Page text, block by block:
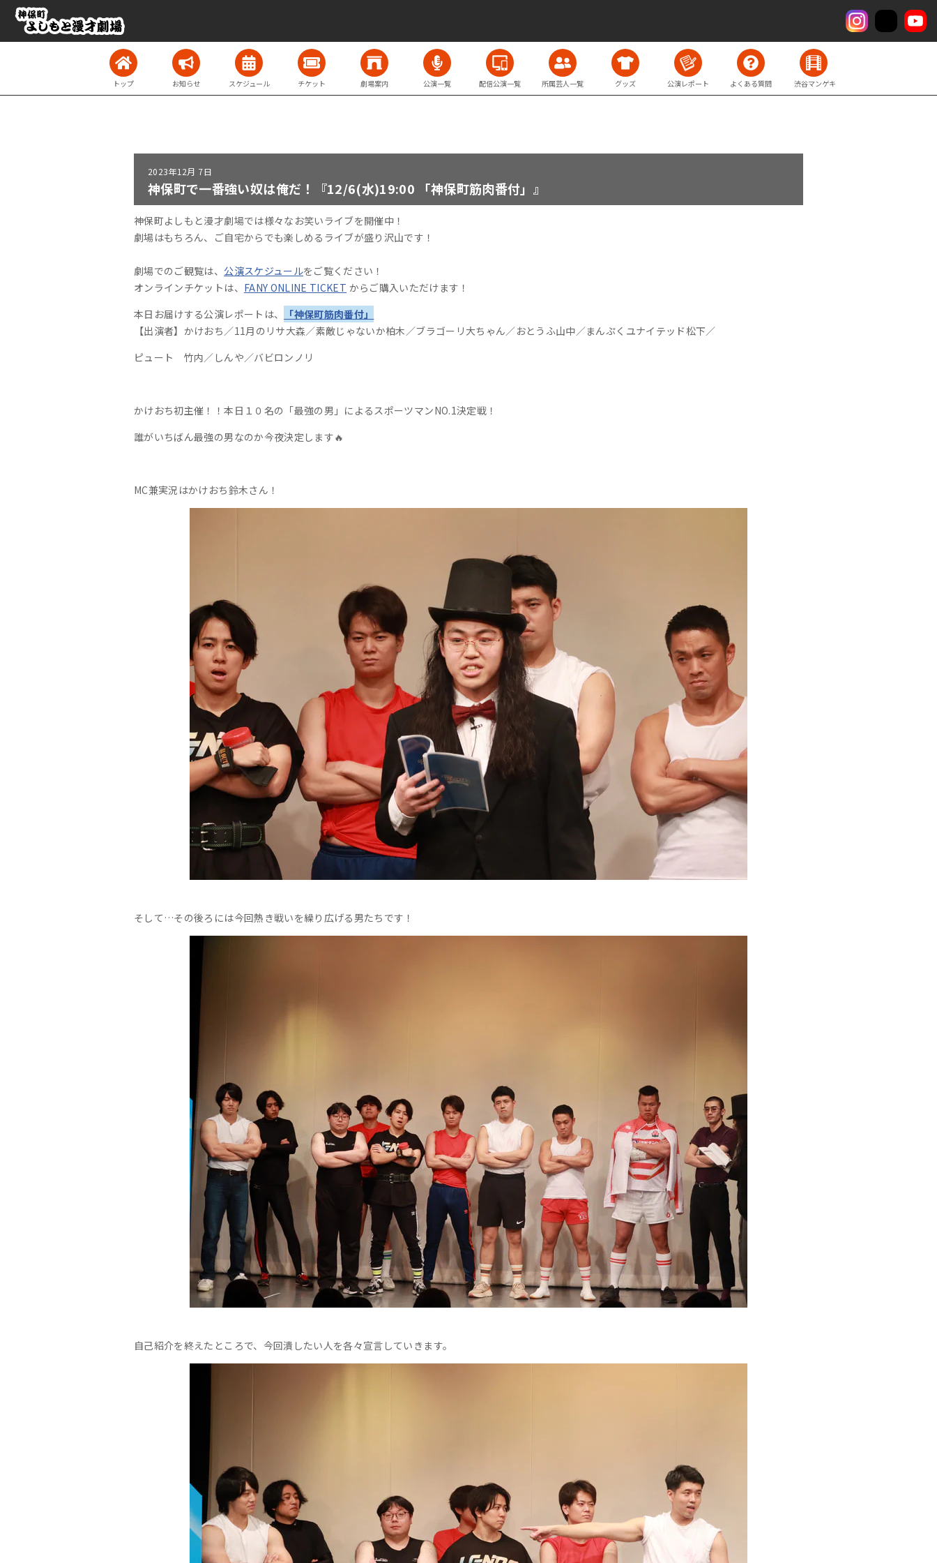
トップ お知らせ スケジュール チケット 劇場案内 公演一覧 配信公演一覧 所属芸人一覧 グッズ 公演レポート よくある質問 渋谷マンゲキ
2023年12月 7日
神保町で一番強い奴は俺だ！『12/6(水)19:00 「神保町筋肉番付」』
神保町よしもと漫才劇場では様々なお笑いライブを開催中！
劇場はもちろん、ご自宅からでも楽しめるライブが盛り沢山です！
劇場でのご観覧は、 公演スケジュールをご覧ください！
オンラインチケットは、 FANY ONLINE TICKET からご購入いただけます！
本日お届けする公演レポートは、
「神保町筋肉番付」
【出演者】 かけおち／11月のリサ大森／素敵じゃないか柏木／ブラゴーリ 大ちゃん／おとうふ山中／まんぷくユナイテッド松下／
ピュート
竹内／しんや／バビロン ノリ
かけおち初主催！！本日１０名の「最強の男」によるスポーツマンNO.1決定戦！
誰がいちばん最強の男なのか今夜決定します🔥
MC兼実況はかけおち鈴木さん！
そして…その後ろには今回熱き戦いを繰り広げる男たちです！
自己紹介を終えたところで、今回潰したい人を各々宣言していきます。